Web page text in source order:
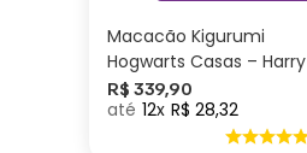
Macacão Kigurumi
Hogwarts Casas – Harry
Potter
R$ 339,90
12 R$ 28,32